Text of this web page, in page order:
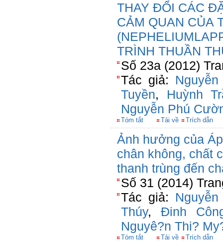
THAY ĐỔI CÁC
CẢM QUAN CỦA
TRÌNH THUẦN
Số 23a (2012)
Tác giả:
Tuyền, Huỳnh
Nguyễn Phú
Tóm tắt Tải về Trích dẫn
Ảnh hưởng của
chân không, chất
thanh trùng đến
Số 31 (2014)
Tác giả:
Thúy, Đinh
Nguyê?n Thi?
Tóm tắt Tải về Trích dẫn